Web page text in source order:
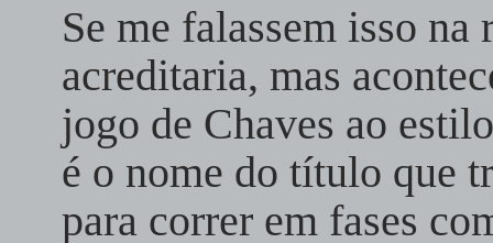
Se me falassem isso
acreditaria, mas
jogo de Chaves ao
é o nome do título que
para correr em fases